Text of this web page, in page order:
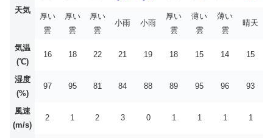
天気
厚い
雲
厚い
雲
厚い
雲
小雨 小雨
厚い
雲
薄い
雲
薄い
雲
晴天
気温
(℃)
16 18 22 21 19 18 15 14 15
湿度
(%)
97 95 81 84 88 89 95 96 93
風速
(m/s)
2 1 2 3 0 1 1 1 1